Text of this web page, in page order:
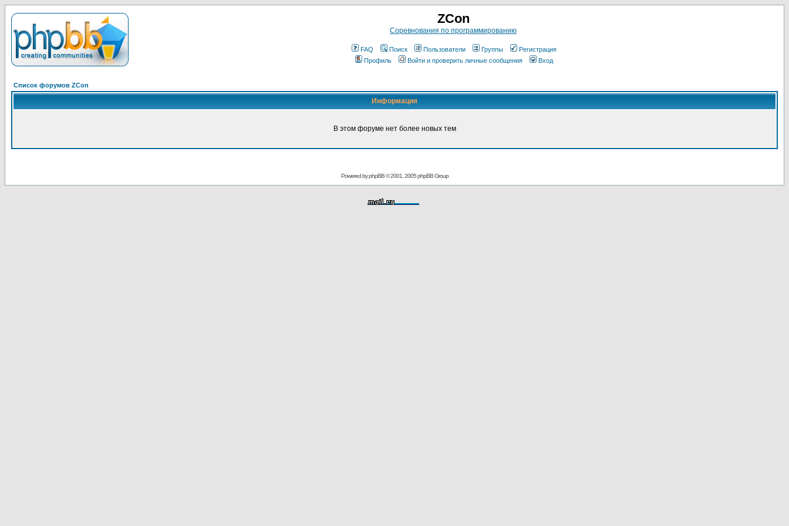
ZCon
Соревнования по программированию
FAQ Поиск Пользователи Группы
Регистрация
Профиль
Войти и проверить личные сообщения Вход
Список форумов ZCon
Информация
В этом форуме нет более новых тем
Powered byphpBB© 2001, 2005 phpBB Group